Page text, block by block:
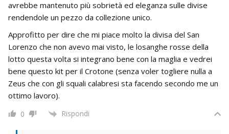
avrebbe mantenuto più sobrietà ed eleganza sulle divise
rendendole un pezzo da collezione unico.
Approfitto per dire che mi piace molto la divisa del San
Lorenzo che non avevo mai visto, le losanghe rosse della
lotto questa volta si integrano bene con la maglia e vedrei
bene questo kit per il Crotone (senza voler togliere nulla a
Zeus che con gli squali calabresi sta facendo secondo me un
ottimo lavoro).
0 Rispondi